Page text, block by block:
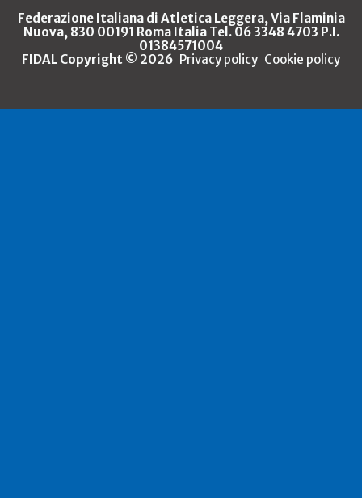
Federazione Italiana di Atletica Leggera, Via Flaminia
Nuova, 830 00191 Roma Italia Tel. 06 3348 4703 P.I.
01384571004
FIDAL Copyright © 2026 Privacy policy Cookie policy